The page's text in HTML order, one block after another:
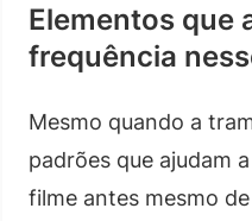
Elementos que
frequência
Mesmo quando a
padrões que ajudam
filme antes mesmo